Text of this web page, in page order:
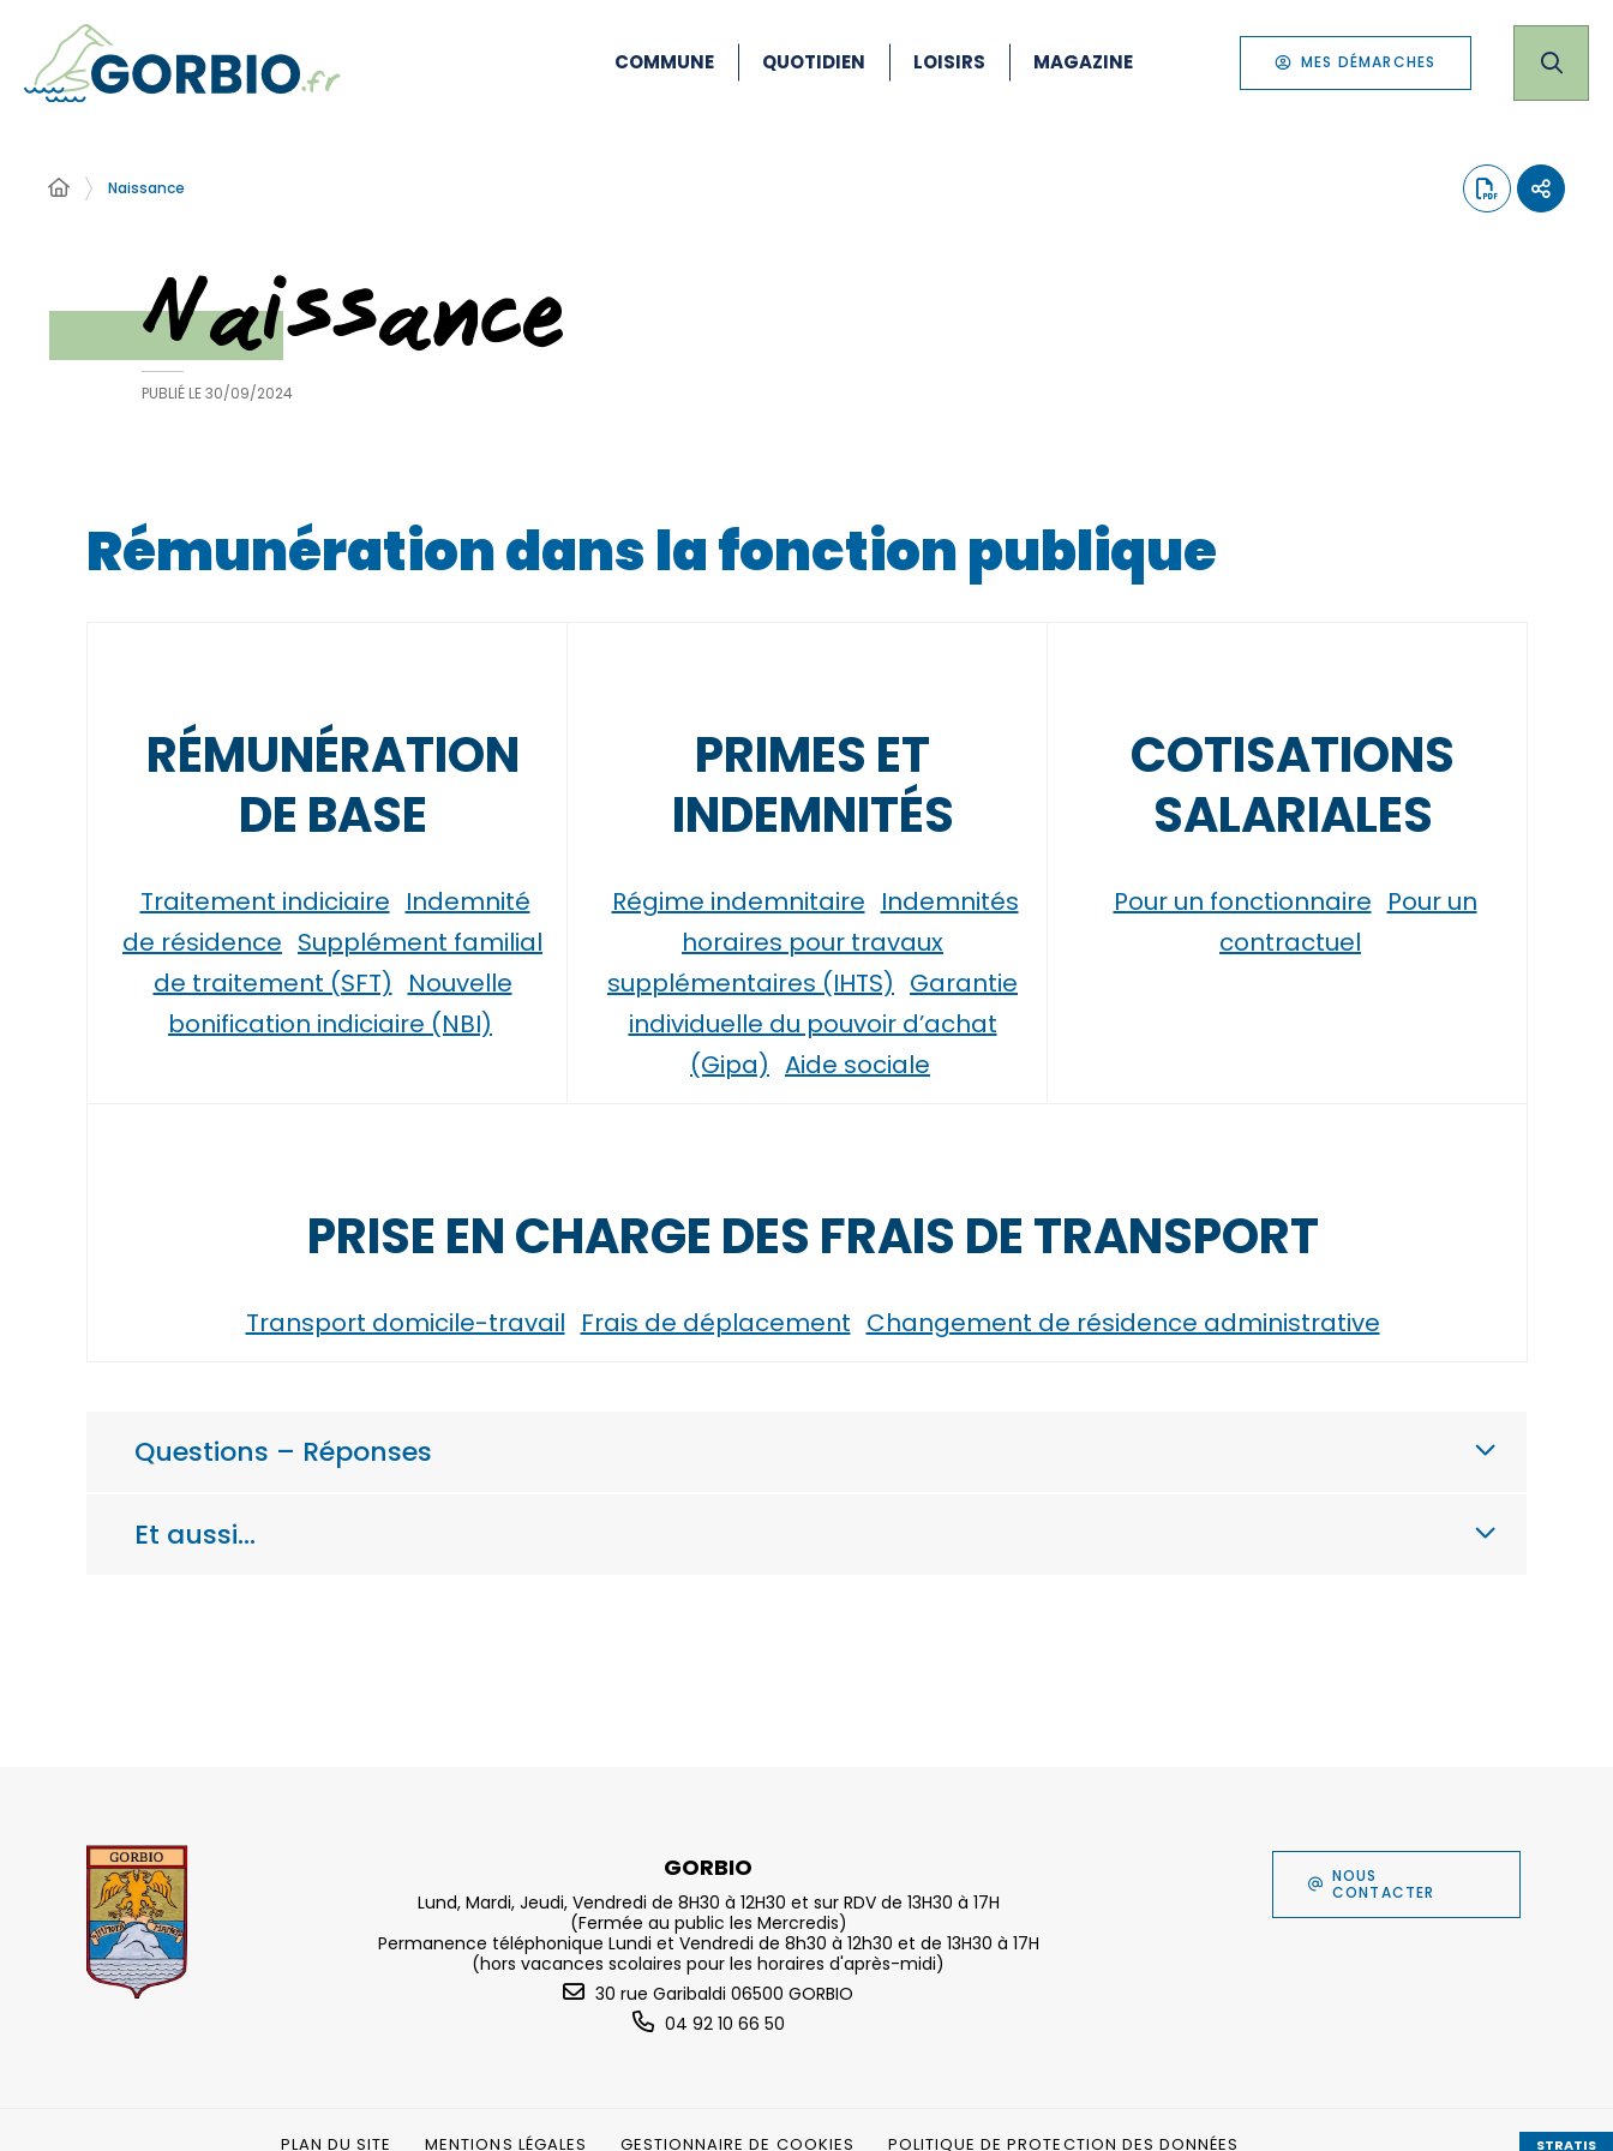
COMMUNE QUOTIDIEN LOISIRS MAGAZINE MES DÉMARCHES
Naissance
Naissance
PUBLIÉ LE30/09/2024
Rémunération dans la fonction publique
RÉMUNÉRATION
DE BASE
Traitement indiciaire Indemnité
de résidence Supplément familial
de traitement (SFT)
Nouvelle
bonification indiciaire (NBI)
PRIMES ET
INDEMNITÉS
Régime indemnitaire Indemnités
horaires pour travaux
supplémentaires (IHTS) Garantie
individuelle du pouvoir d’achat
(Gipa) Aide sociale
COTISATIONS
SALARIALES
Pour un fonctionnaire Pour un
contractuel
PRISE EN CHARGE DES FRAIS DE TRANSPORT
Transport domicile-travail Frais de déplacement Changement de résidence administrative
Questions – Réponses
Et aussi…
GORBIO
Lund, Mardi, Jeudi, Vendredi de 8H30 à 12H30 et sur RDV de 13H30 à 17H
(Fermée au public les Mercredis)
Permanence téléphonique Lundi et Vendredi de 8h30 à 12h30 et de 13H30 à 17H
(hors vacances scolaires pour les horaires d'après-midi)
30 rue Garibaldi 06500 GORBIO
04 92 10 66 50
NOUS
CONTACTER
PLAN DU SITE MENTIONS LÉGALES GESTIONNAIRE DE COOKIES POLITIQUE DE PROTECTION DES DONNÉES STRATIS